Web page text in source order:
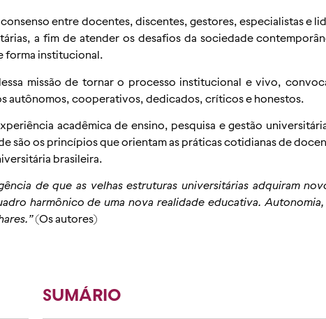
entre docentes, discentes, gestores, especialistas e
a fim de atender os desafios da sociedade
forma institucional.
missão de tornar o processo institucional e vivo,
autônomos, cooperativos, dedicados, críticos e honestos.
acadêmica de ensino, pesquisa e gestão
os princípios que orientam as práticas cotidianas de
brasileira.
de que as velhas estruturas universitárias adquiram
harmônico de uma nova realidade educativa.
(Os autores)
SUMÁRIO